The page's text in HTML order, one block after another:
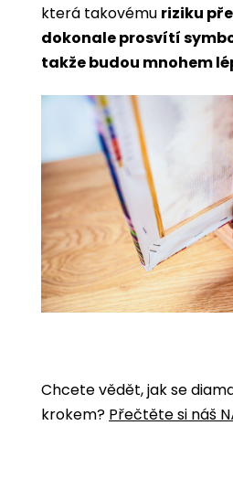
která takovému riziku
dokonale prosvítí
takže budou mnohem
Chcete vědět, jak se
krokem? Přečtěte si náš